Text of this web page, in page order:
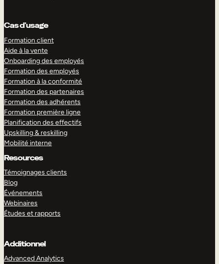
Cas d’usage
Formation client
Aide à la vente
Onboarding des employés
Formation des employés
Formation à la conformité
Formation des partenaires
Formation des adhérents
Formation première ligne
Planification des effectifs
Upskilling & reskilling
Mobilité interne
Resources
Témoignages clients
Blog
Événements
Webinaires
Études et rapports
Additionnel
Advanced Analytics